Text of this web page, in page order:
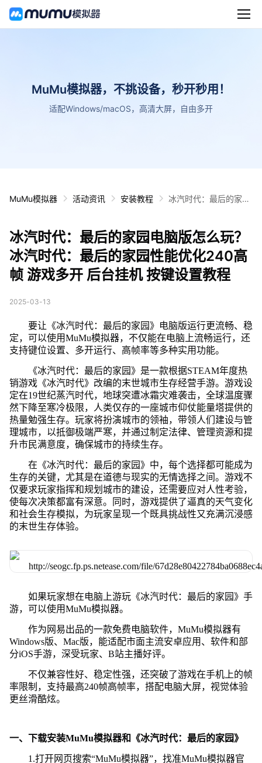
MuMu模拟器，不挑设备，秒开秒用！
适配Windows/macOS，高清大屏，自由多开
MuMu模拟器 活动资讯 安装教程
冰汽时代：最后的家园
化240高帧 游戏多开
后台挂机 按键设置教程
冰汽时代：最后的家园电脑版怎么玩？
冰汽时代：最后的家园性能优化240高
帧 游戏多开 后台挂机 按键设置教程
2025-03-13
要让《冰汽时代：最后的家园》电脑版运行更流畅、稳
定，可以使用MuMu模拟器，不仅能在电脑上流畅运行，还
支持键位设置、多开运行、高帧率等多种实用功能。
《冰汽时代：最后的家园》是一款根据STEAM年度热
销游戏《冰汽时代》改编的末世城市生存经营手游。游戏设
定在19世纪蒸汽时代，地球突遭冰霜灾难袭击，全球温度骤
然下降至寒冷极限，人类仅存的一座城市仰仗能量塔提供的
热量勉强生存。玩家将扮演城市的领袖，带领人们建设与管
理城市，以抵御极端严寒，并通过制定法律、管理资源和提
升市民满意度，确保城市的持续生存。
在《冰汽时代：最后的家园》中，每个选择都可能成为
生存的关键，尤其是在道德与现实的无情选择之间。游戏不
仅要求玩家指挥和规划城市的建设，还需要应对人性考验，
使每次决策都富有深意。同时，游戏提供了逼真的天气变化
和社会生存模拟，为玩家呈现一个既具挑战性又充满沉浸感
的末世生存体验。
如果玩家想在电脑上游玩《冰汽时代：最后的家园》手
游，可以使用MuMu模拟器。
作为网易出品的一款免费电脑软件，MuMu模拟器有
Windows版、Mac版，能适配市面主流安卓应用、软件和部
分iOS手游，深受玩家、B站主播好评。
不仅兼容性好、稳定性强，还突破了游戏在手机上的帧
率限制，支持最高240帧高帧率，搭配电脑大屏，视觉体验
更丝滑酷炫。
一、下载安装MuMu模拟器和《冰汽时代：最后的家园》
1.打开网页搜索“MuMu模拟器”，找准MuMu模拟器官